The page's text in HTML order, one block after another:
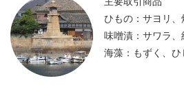
ひもの：サヨリ、
味噌漬：サワラ、
海藻：もずく、ひ